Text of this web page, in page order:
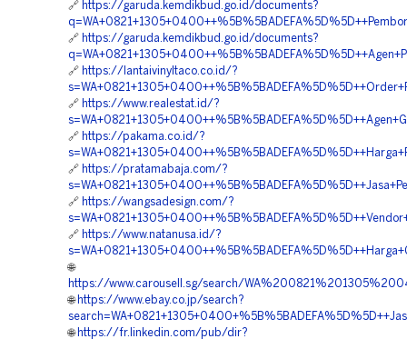
🔗 https://garuda.kemdikbud.go.id/documents?
🔗 https://garuda.kemdikbud.go.id/documents?
🔗 https://lantaivinyltaco.co.id/?
🔗 https://www.realestat.id/?
🔗 https://pakama.co.id/?
🔗 https://pratamabaja.com/?
🔗 https://wangsadesign.com/?
🔗 https://www.natanusa.id/?
🌐
https://www.carousell.sg/search/
🌐 https://www.ebay.co.jp/search?
🌐 https://fr.linkedin.com/pub/dir?